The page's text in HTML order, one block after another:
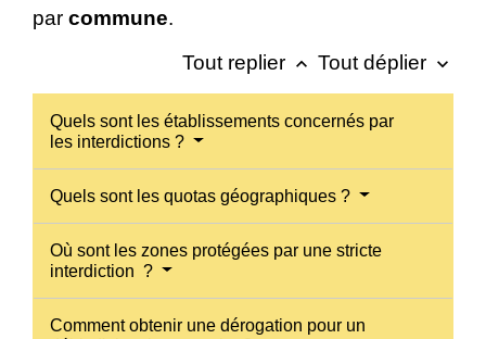
par commune.
Tout replier keyboard_arrow_up Tout déplier keyboard_arrow_down
Quels sont les établissements concernés par
les interdictions ?
Quels sont les quotas géographiques ?
Où sont les zones protégées par une stricte
interdiction ?
Comment obtenir une dérogation pour un